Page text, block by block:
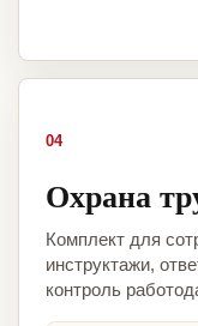
04
Охрана
Комплект для
инструктажи,
контроль